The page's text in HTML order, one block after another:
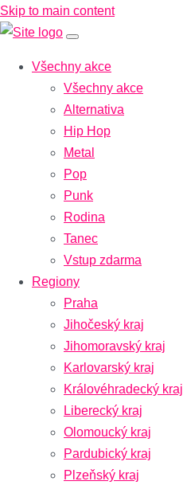
Skip to main content
Všechny akce
Všechny akce
Alternativa
Hip Hop
Metal
Pop
Punk
Rodina
Tanec
Vstup zdarma
Regiony
Praha
Jihočeský kraj
Jihomoravský kraj
Karlovarský kraj
Královéhradecký kraj
Liberecký kraj
Olomoucký kraj
Pardubický kraj
Plzeňský kraj